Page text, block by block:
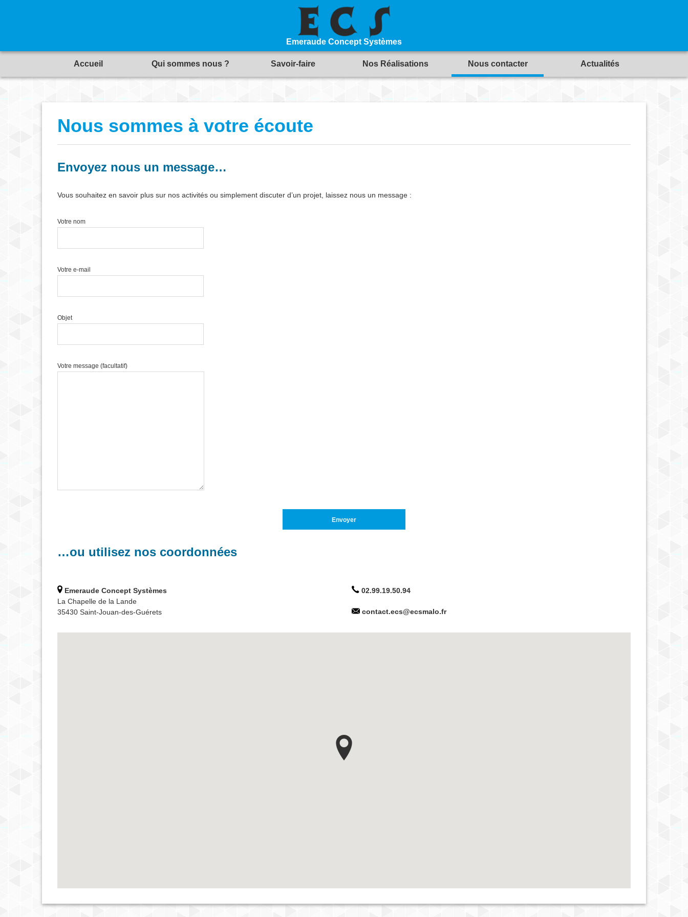
Emeraude Concept Systèmes
Accueil Qui sommes nous ? Savoir-faire Nos Réalisations Nous contacter Actualités
Nous sommes à votre écoute
Envoyez nous un message…
Vous souhaitez en savoir plus sur nos activités ou simplement discuter d’un projet, laissez nous un message :
Votre nom
Votre e-mail
Objet
Votre message (facultatif)
…ou utilisez nos coordonnées
Emeraude Concept Systèmes
La Chapelle de la Lande
35430 Saint-Jouan-des-Guérets
02.99.19.50.94
contact.ecs@ecsmalo.fr